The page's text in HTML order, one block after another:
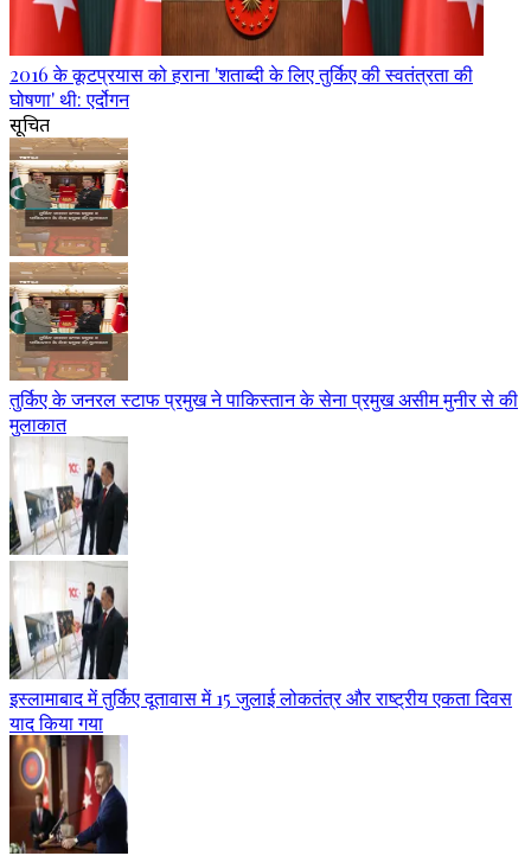
2016 के कूटप्रयास को हराना 'शताब्दी के लिए तुर्किए की स्वतंत्रता की
घोषणा' थी: एर्दोगन
सूचित
तुर्किए के जनरल स्टाफ प्रमुख ने पाकिस्तान के सेना प्रमुख असीम मुनीर से की
मुलाकात
इस्लामाबाद में तुर्किए दूतावास में 15 जुलाई लोकतंत्र और राष्ट्रीय एकता दिवस
याद किया गया